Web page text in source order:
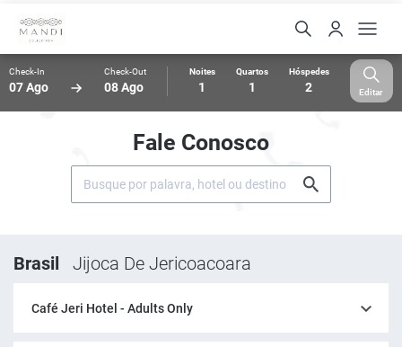
Check-In
07 Ago
Check-Out
08 Ago
Noites
1
Quartos
1
Hóspedes
2 Editar
Fale Conosco
Brasil Jijoca De Jericoacoara
Café Jeri Hotel - Adults Only